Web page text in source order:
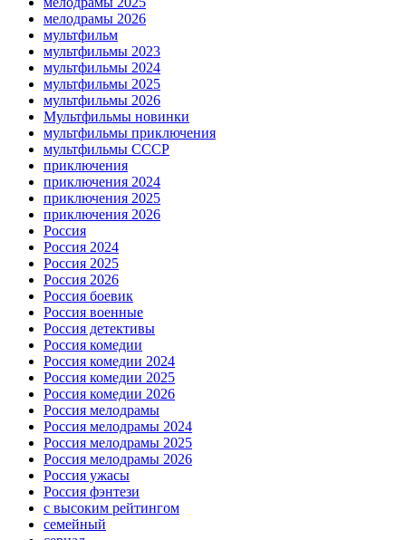
мелодрамы 2026
мультфильм
мультфильмы 2023
мультфильмы 2024
мультфильмы 2025
мультфильмы 2026
Мультфильмы новинки
мультфильмы приключения
мультфильмы СССР
приключения
приключения 2024
приключения 2025
приключения 2026
Россия
Россия 2024
Россия 2025
Россия 2026
Россия боевик
Россия военные
Россия детективы
Россия комедии
Россия комедии 2024
Россия комедии 2025
Россия комедии 2026
Россия мелодрамы
Россия мелодрамы 2024
Россия мелодрамы 2025
Россия мелодрамы 2026
Россия ужасы
Россия фэнтези
с высоким рейтингом
семейный